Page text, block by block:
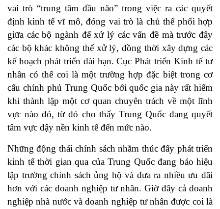
vai trò “trung tâm đầu não” trong việc ra các quyết
định kinh tế vĩ mô, đóng vai trò là chủ thể phối hợp
giữa các bộ ngành để xử lý các vấn đề mà trước đây
các bộ khác không thể xử lý, đồng thời xây dựng các
kế hoạch phát triển dài hạn. Cục Phát triển Kinh tế tư
nhân có thể coi là một trường hợp đặc biệt trong cơ
cấu chính phủ Trung Quốc bởi quốc gia này rất hiếm
khi thành lập một cơ quan chuyên trách về một lĩnh
vực nào đó, từ đó cho thấy Trung Quốc đang quyết
tâm vực dậy nền kinh tế đến mức nào.
Những động thái chính sách nhằm thúc đẩy phát triển
kinh tế thời gian qua của Trung Quốc đang báo hiệu
lập trường chính sách ủng hộ và đưa ra nhiều ưu đãi
hơn với các doanh nghiệp tư nhân. Giờ đây cả doanh
nghiệp nhà nước và doanh nghiệp tư nhân được coi là